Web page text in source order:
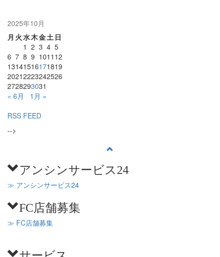
2025年10月
月 火水木金土 日
1 2 3 4 5
6 7 8 9 1011 12
13141516171819
20212223242526
2728293031
« 6月
1月 »
RSS FEED
-->
アンシンサービス24
≫ アンシンサービス24
FC店舗募集
≫ FC店舗募集
サービス